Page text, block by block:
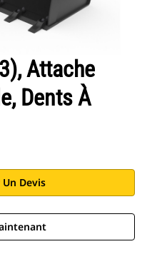
Attache
Dents À
Devis